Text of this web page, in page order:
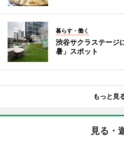
暮らす・働く
渋谷サクラステージ
暑」スポット
もっと見
見る・